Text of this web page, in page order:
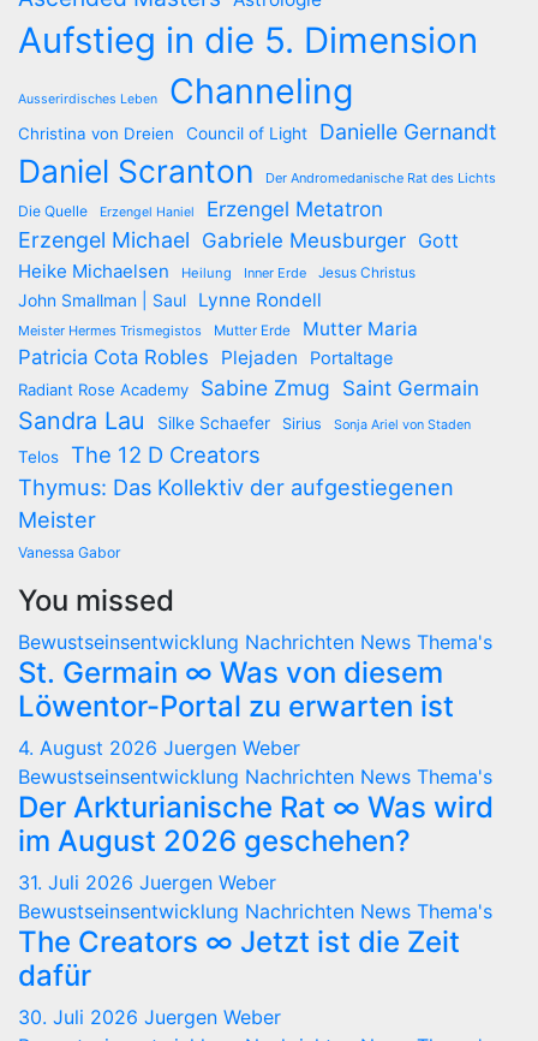
Aufstieg in die 5. Dimension
Ausserirdisches Leben Channeling
Christina von Dreien Council of Light Danielle Gernandt
Daniel Scranton Der Andromedanische Rat des Lichts
Die Quelle Erzengel Haniel Erzengel Metatron
Erzengel Michael Gabriele Meusburger Gott
Heike Michaelsen Heilung Inner Erde Jesus Christus
John Smallman | Saul Lynne Rondell
Meister Hermes Trismegistos Mutter Erde Mutter Maria
Patricia Cota Robles Plejaden Portaltage
Radiant Rose Academy Sabine Zmug Saint Germain
Sandra Lau Silke Schaefer Sirius Sonja Ariel von Staden
Telos
The 12 D Creators
Thymus: Das Kollektiv der aufgestiegenen
Meister
Vanessa Gabor
You missed
Bewustseinsentwicklung Nachrichten News Thema's
St. Germain ∞ Was von diesem
Löwentor-Portal zu erwarten ist
4. August 2026 Juergen Weber
Bewustseinsentwicklung Nachrichten News Thema's
Der Arkturianische Rat ∞ Was wird
im August 2026 geschehen?
31. Juli 2026 Juergen Weber
Bewustseinsentwicklung Nachrichten News Thema's
The Creators ∞ Jetzt ist die Zeit
dafür
30. Juli 2026 Juergen Weber